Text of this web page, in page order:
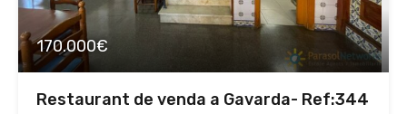
170.000€
Restaurant de venda a Gavarda- Ref:344